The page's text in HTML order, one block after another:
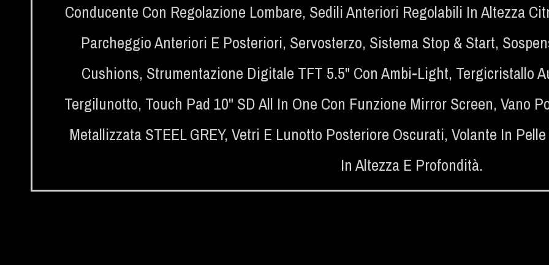
Conducente Con Regolazione Lombare, Sedili Anteriori Regolabili In Altezza
Parcheggio Anteriori E Posteriori, Servosterzo, Sistema Stop & Start,
Cushions, Strumentazione Digitale TFT 5.5" Con Ambi-Light, Tergicristallo
Tergilunotto, Touch Pad 10" SD All In One Con Funzione Mirror Screen, Vano
Metallizzata STEEL GREY, Vetri E Lunotto Posteriore Oscurati, Volante In
In Altezza E Profondità.